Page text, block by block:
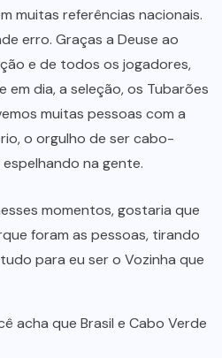
muitas referências nacionais.
erro. Graças a Deuse ao
e de todos os jogadores,
em dia, a seleção, os Tubarões
muitas pessoas com a
o orgulho de ser cabo-
na gente.
momentos, gostaria que
foram as pessoas, tirando
para eu ser o Vozinha que
acha que Brasil e Cabo Verde